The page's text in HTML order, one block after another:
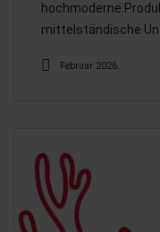
hochmoderne
mittelständische
Februar 2026